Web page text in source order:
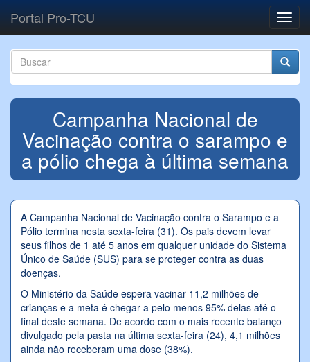
Portal Pro-TCU
Formulário de busca
Buscar
Campanha Nacional de
Vacinação contra o sarampo e
a pólio chega à última semana
A Campanha Nacional de Vacinação contra o Sarampo e a
Pólio termina nesta sexta-feira (31). Os pais devem levar
seus filhos de 1 até 5 anos em qualquer unidade do Sistema
Único de Saúde (SUS) para se proteger contra as duas
doenças.
O Ministério da Saúde espera vacinar 11,2 milhões de
crianças e a meta é chegar a pelo menos 95% delas até o
final deste semana. De acordo com o mais recente balanço
divulgado pela pasta na última sexta-feira (24), 4,1 milhões
ainda não receberam uma dose (38%).